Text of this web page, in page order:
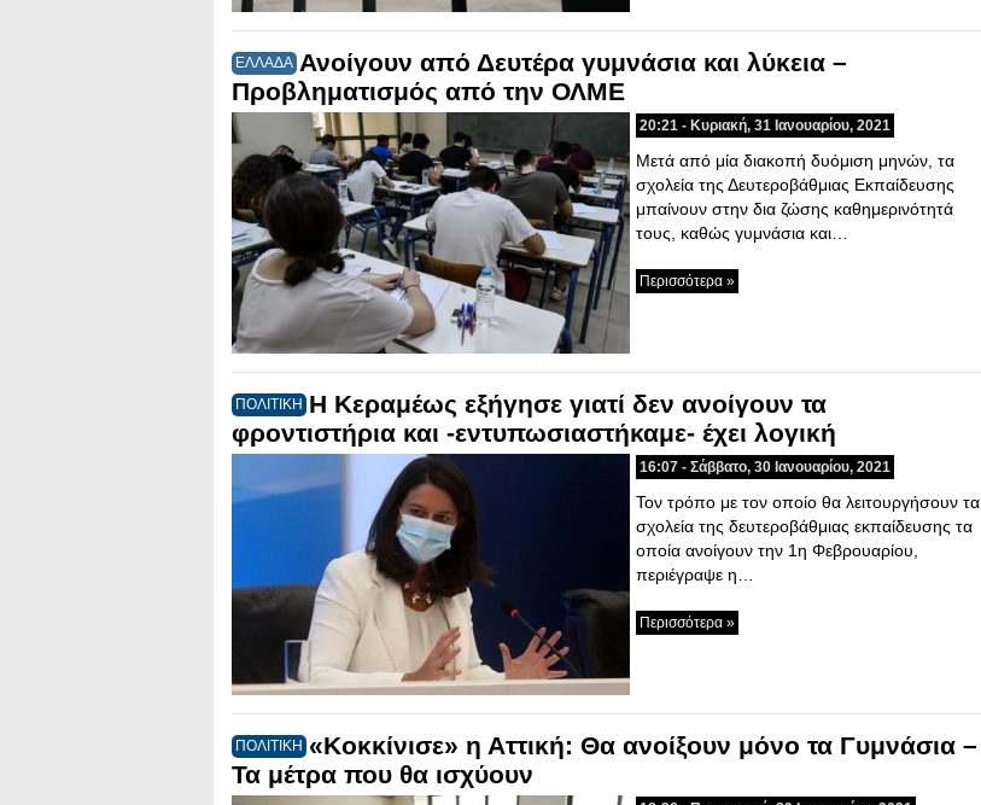
ΕΛΛΑΔΑ Ανοίγουν από Δευτέρα γυμνάσια και λύκεια –
Προβληματισμός από την ΟΛΜΕ
20:21 - Κυριακή, 31 Ιανουαρίου, 2021
Μετά από μία διακοπή δυόμιση μηνών, τα
σχολεία της Δευτεροβάθμιας Εκπαίδευσης
μπαίνουν στην δια ζώσης καθημερινότητά
τους, καθώς γυμνάσια και…
Περισσότερα »
ΠΟΛΙΤΙΚΗ Η Κεραμέως εξήγησε γιατί δεν ανοίγουν τα
φροντιστήρια και -εντυπωσιαστήκαμε- έχει λογική
16:07 - Σάββατο, 30 Ιανουαρίου, 2021
Τον τρόπο με τον οποίο θα λειτουργήσουν τα
σχολεία της δευτεροβάθμιας εκπαίδευσης τα
οποία ανοίγουν την 1η Φεβρουαρίου,
περιέγραψε η…
Περισσότερα »
ΠΟΛΙΤΙΚΗ «Κοκκίνισε» η Αττική: Θα ανοίξουν μόνο τα Γυμνάσια –
Τα μέτρα που θα ισχύουν